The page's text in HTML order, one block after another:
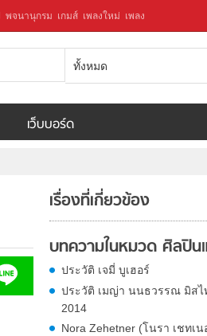
พจนานุกรม เกมส์ เพลงใหม่ เพลง
ทั้งหมด
เว็บบอร์ด
เรื่องที่เกี่ยวข้อง
บทความในหมวด ศิลปิน
ประวัติ เจมี่ บูเฮอร์
ประวัติ เมญ่า นนธวรรณ มิสไ
2014
Nora Zehetner (โนรา เชทเน